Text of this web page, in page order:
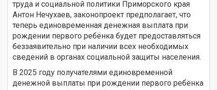
труда и социальной политики Приморского края
Антон Нечухаев, законопроект предполагает, что
теперь единовременная денежная выплата при
рождении первого ребёнка будет предоставляться
беззаявительно при наличии всех необходимых
сведений в органах социальной защиты населения.
В 2025 году получателями единовременной
денежной выплаты при рождении первого ребёнка